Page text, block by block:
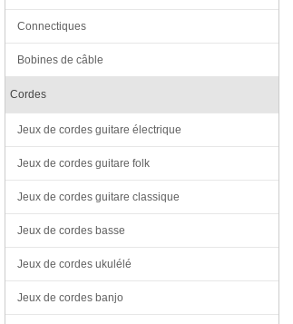
Connectiques
Bobines de câble
Cordes
Jeux de cordes guitare électrique
Jeux de cordes guitare folk
Jeux de cordes guitare classique
Jeux de cordes basse
Jeux de cordes ukulélé
Jeux de cordes banjo